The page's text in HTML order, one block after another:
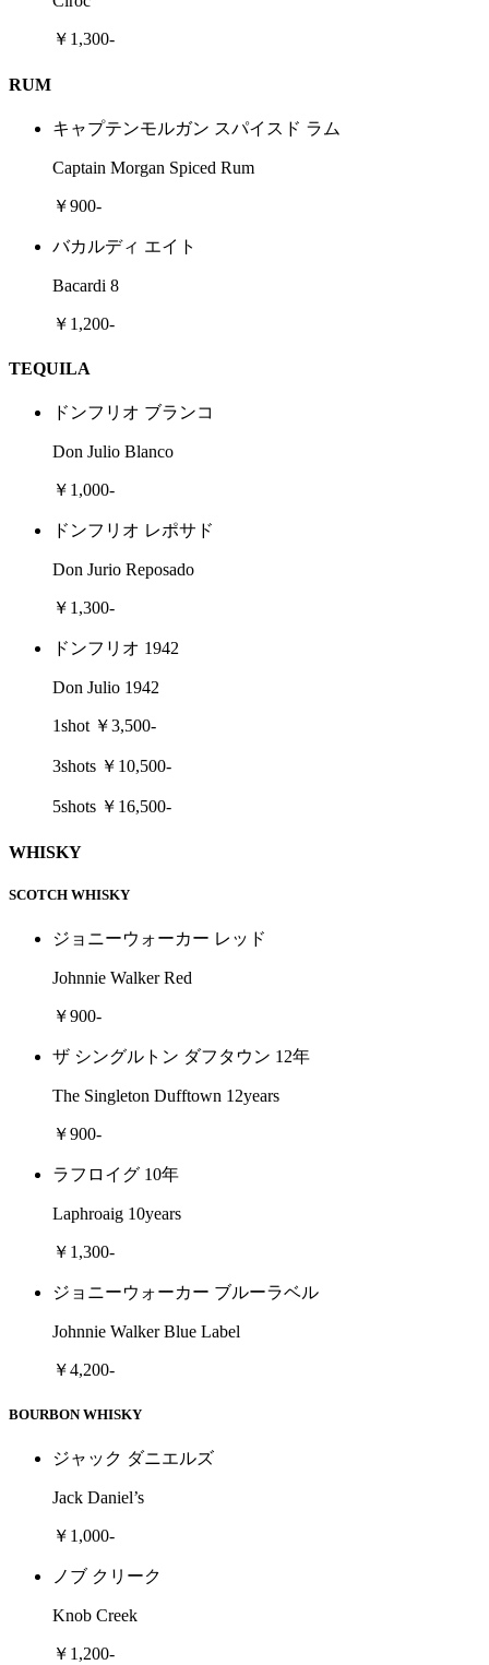
￥1,300-
RUM
キャプテンモルガン スパイスド ラム
Captain Morgan Spiced Rum
￥900-
バカルディ エイト
Bacardi 8
￥1,200-
TEQUILA
ドンフリオ ブランコ
Don Julio Blanco
￥1,000-
ドンフリオ レポサド
Don Jurio Reposado
￥1,300-
ドンフリオ 1942
Don Julio 1942
1shot ￥3,500-
3shots ￥10,500-
5shots ￥16,500-
WHISKY
SCOTCH WHISKY
ジョニーウォーカー レッド
Johnnie Walker Red
￥900-
ザ シングルトン ダフタウン 12年
The Singleton Dufftown 12years
￥900-
ラフロイグ 10年
Laphroaig 10years
￥1,300-
ジョニーウォーカー ブルーラベル
Johnnie Walker Blue Label
￥4,200-
BOURBON WHISKY
ジャック ダニエルズ
Jack Daniel’s
￥1,000-
ノブ クリーク
Knob Creek
￥1,200-